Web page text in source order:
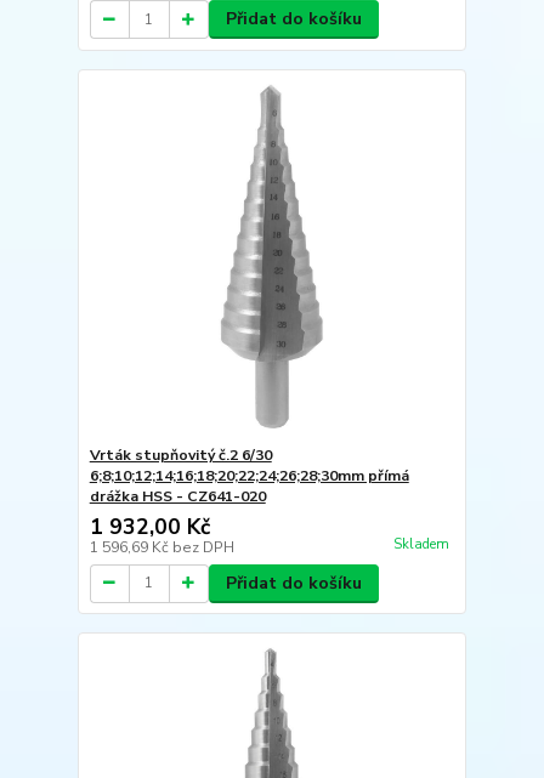
Přidat do košíku
Vrták stupňovitý č.2 6/30
6;8;10;12;14;16;18;20;22;24;26;28;30mm přímá
drážka HSS - CZ641-020
1 932,00 Kč
1 596,69 Kč bez DPH Skladem
Přidat do košíku